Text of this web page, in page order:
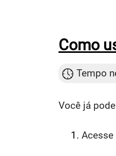
Como
Tempo
Você já